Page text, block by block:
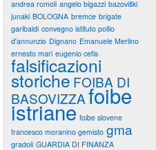
andrea romoli angelo bigazzi bazoviški
junaki BOLOGNA bremce brigate
garibaldi convegno istituto pollio
d'annunzio Dignano Emanuele Merlino
ernesto mari eugenio cefis
falsificazioni
storicheFOIBA DI
BASOVIZZAfoibe
istriane foibe slovene
francesco moranino gemisto gma
gradoli GUARDIA DI FINANZA